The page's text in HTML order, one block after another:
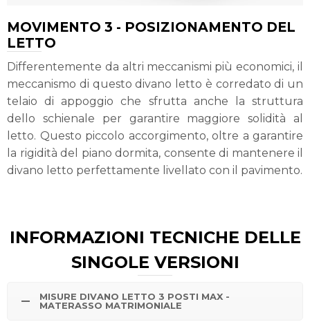
MOVIMENTO 3 - POSIZIONAMENTO DEL
LETTO
Differentemente da altri meccanismi più economici, il
meccanismo di questo divano letto è corredato di un
telaio di appoggio che sfrutta anche la struttura
dello schienale per garantire maggiore solidità al
letto. Questo piccolo accorgimento, oltre a garantire
la rigidità del piano dormita, consente di mantenere il
divano letto perfettamente livellato con il pavimento.
INFORMAZIONI TECNICHE DELLE
SINGOLE VERSIONI
MISURE DIVANO LETTO 3 POSTI MAX -
MATERASSO MATRIMONIALE